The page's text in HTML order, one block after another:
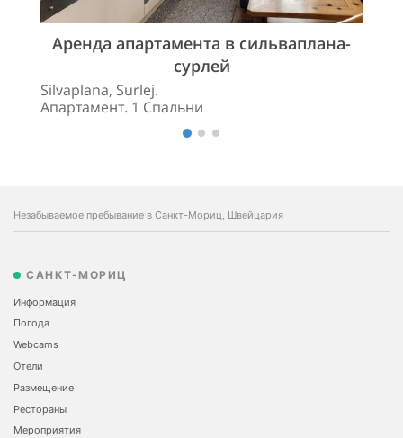
Аренда апартамента в сильваплана-
сурлей
Silvaplana, Surlej.
Апартамент. 1 Спальни
Незабываемое пребывание в Санкт-Мориц, Швейцария
САНКТ-МОРИЦ
Информация
Погода
Webcams
Отели
Размещение
Рестораны
Мероприятия